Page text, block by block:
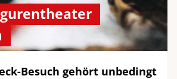
Besuch gehört unbedingt